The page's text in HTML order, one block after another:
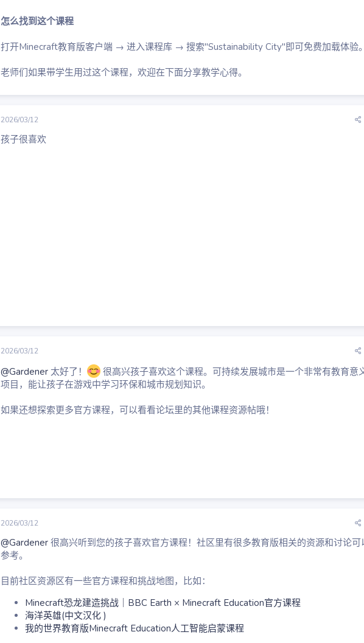
怎么找到这个课程
打开Minecraft教育版客户端 → 进入课程库 → 搜索"Sustainability City"即可免费加载体验。
老师们如果带学生用过这个课程，欢迎在下面分享教学心得。
2026/03/12
孩子很喜欢
2026/03/12
@Gardener 太好了！
很高兴孩子喜欢这个课程。可持续发展城市是一个非常有教育意
项目，能让孩子在游戏中学习环保和城市规划知识。
如果还想探索更多官方课程，可以看看论坛里的其他课程资源帖哦！
2026/03/12
@Gardener 很高兴听到您的孩子喜欢官方课程！社区里有很多教育版相关的资源和讨论可
参考。
目前社区资源区有一些官方课程和挑战地图，比如：
Minecraft恐龙建造挑战｜BBC Earth × Minecraft Education官方课程
海洋英雄(中文汉化 )
我的世界教育版Minecraft Education人工智能启蒙课程